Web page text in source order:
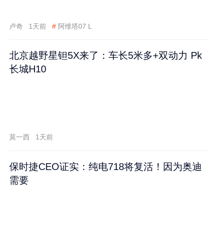
卢奇 1天前 # 阿维塔07 L
北京越野星钽5X来了：车长5米多+双动力 Pk
长城H10
莫一西 1天前
保时捷CEO证实：纯电718将复活！因为奥迪
需要